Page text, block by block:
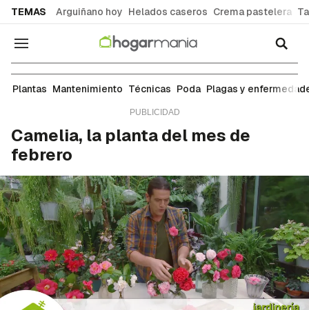
TEMAS Arguiñano hoy Helados caseros Crema pastelera
Navegación
Plantas
Plantas Mantenimiento Técnicas Poda Plagas y
Camelia, la planta del mes de
febrero